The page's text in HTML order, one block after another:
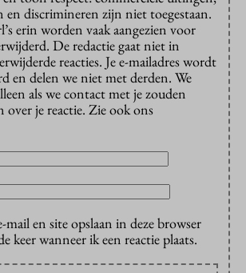
en discrimineren zijn niet toegestaan.
erin worden vaak aangezien voor
De redactie gaat niet in
reacties. Je e-mailadres wordt
en delen we niet met derden. We
als we contact met je zouden
over je reactie. Zie ook ons
en site opslaan in deze browser
keer wanneer ik een reactie plaats.